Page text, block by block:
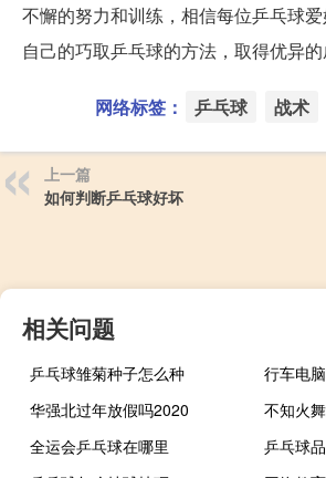
不懈的努力和训练，相信每位乒乓球
自己的巧取乒乓球的方法，取得优异的
网络标签： 乒乓球 战术
上一篇
如何判断乒乓球好坏
相关问题
乒乓球雏菊种子怎么种
华强北过年放假吗2020
不知火
全运会乒乓球在哪里
乒乓球